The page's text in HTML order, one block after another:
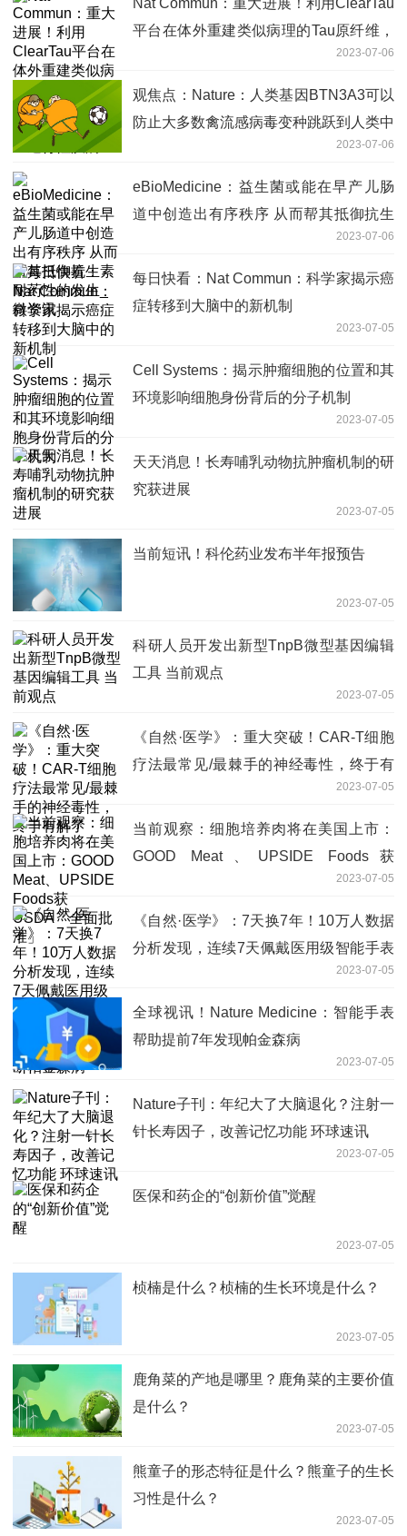
Nat Commun：重大进展！利用ClearTau
平台在体外重建类似病理的Tau原纤维，
用于研究阿尔茨海默病等神经退行性疾病
2023-07-06
观焦点：Nature：人类基因BTN3A3可以
防止大多数禽流感病毒变种跳跃到人类中
2023-07-06
eBioMedicine：益生菌或能在早产儿肠
道中创造出有序秩序 从而帮其抵御抗生
2023-07-06
每日快看：Nat Commun：科学家揭示癌
症转移到大脑中的新机制
2023-07-05
Cell Systems：揭示肿瘤细胞的位置和其
环境影响细胞身份背后的分子机制
2023-07-05
天天消息！长寿哺乳动物抗肿瘤机制的研
究获进展
2023-07-05
当前短讯！科伦药业发布半年报预告
2023-07-05
科研人员开发出新型TnpB微型基因编辑
工具 当前观点
2023-07-05
《自然·医学》：重大突破！CAR-T细胞
疗法最常见/最棘手的神经毒性，终于有
2023-07-05
当前观察：细胞培养肉将在美国上市：
GOOD Meat、UPSIDE Foods获
2023-07-05
《自然·医学》：7天换7年！10万人数据
分析发现，连续7天佩戴医用级智能手表
捕获前驱期症状数据，或可提前7年诊断
帕金森病
2023-07-05
全球视讯！Nature Medicine：智能手表
帮助提前7年发现帕金森病
2023-07-05
Nature子刊：年纪大了大脑退化？注射一
针长寿因子，改善记忆功能 环球速讯
2023-07-05
医保和药企的“创新价值”觉醒
2023-07-05
桢楠是什么？桢楠的生长环境是什么？
2023-07-05
鹿角菜的产地是哪里？鹿角菜的主要价值
是什么？
2023-07-05
熊童子的形态特征是什么？熊童子的生长
习性是什么？
2023-07-05